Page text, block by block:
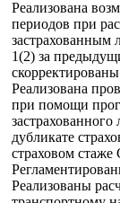
Реализована
периодов при
застрахованным
1(2) за
Реализована
при помощи
дубликате
страховом
Реализованы